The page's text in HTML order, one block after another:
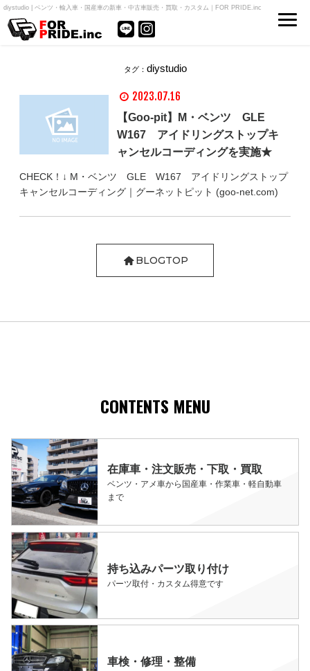
diystudio | ベンツ・輸入車・国産車の新車・中古車販売・買取・カスタム｜FOR PRIDE.inc
タグ： diystudio
2023.07.16
【Goo-pit】M・ベンツ GLE
W167 アイドリングストップキ
ャンセルコーディングを実施★
CHECK！↓ M・ベンツ GLE W167 アイドリングストップ
キャンセルコーディング｜グーネットピット (goo-net.com)
BLOGTOP
CONTENTS MENU
在庫車・注文販売・下取・買取
ベンツ・アメ車から国産車・作業車・軽自動車
まで
持ち込みパーツ取り付け
パーツ取付・カスタム得意です
車検・修理・整備